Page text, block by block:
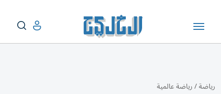
رياضة/رياضة عالمية